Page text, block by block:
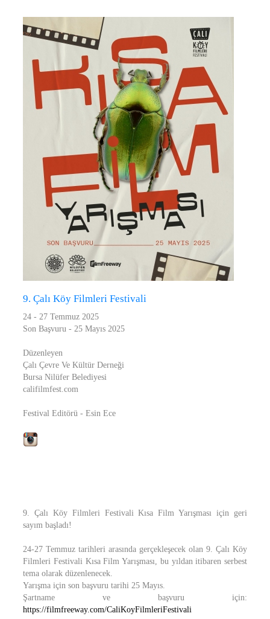
9. Çalı Köy Filmleri Festivali
24 - 27 Temmuz 2025
Son Başvuru - 25 Mayıs 2025
Düzenleyen
Çalı Çevre Ve Kültür Derneği
Bursa Nilüfer Belediyesi
califilmfest.com
Festival Editörü - Esin Ece
9. Çalı Köy Filmleri Festivali Kısa Film Yarışması için geri
sayım başladı!
24-27 Temmuz tarihleri arasında gerçekleşecek olan 9. Çalı Köy
Filmleri Festivali Kısa Film Yarışması, bu yıldan itibaren serbest
tema olarak düzenlenecek.
Yarışma için son başvuru tarihi 25 Mayıs.
Şartname ve başvuru için:
https://filmfreeway.com/CaliKoyFilmleriFestivali